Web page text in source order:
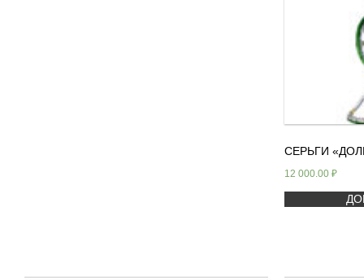
СЕРЬГИ
12 000.00 ₽